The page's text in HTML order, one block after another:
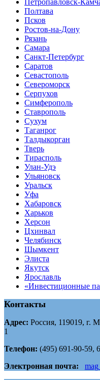
Полтава
Псков
Ростов-на-Дону
Рязань
Самара
Санкт-Петербург
Саратов
Севастополь
Североморск
Серпухов
Симферополь
Ставрополь
Сухум
Таганрог
Tалдыкорган
Тверь
Тирасполь
Улан-Удэ
Ульяновск
Уральск
Уфа
Хабаровск
Харьков
Херсон
Цхинвал
Челябинск
Шымкент
Элиста
Якутск
Ярославль
«Инвестиционные
Контакты
Адрес: Россия, 119019, г.
1
Телефон: (495) 691-90-59,
Электронная почта: